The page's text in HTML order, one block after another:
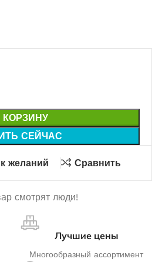
КОРЗИНУ
СЕЙЧАС
желаний Сравнить
смотрят люди!
Лучшие цены
Многообразный ассортимент